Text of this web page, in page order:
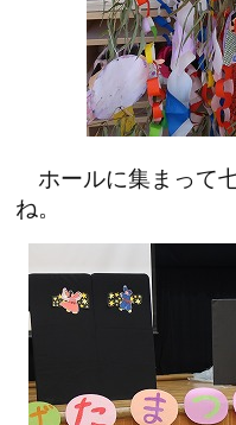
ホールに集まって
ね。